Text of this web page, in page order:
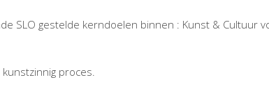
SLO gestelde kerndoelen binnen : Kunst & Cultuur
proces.